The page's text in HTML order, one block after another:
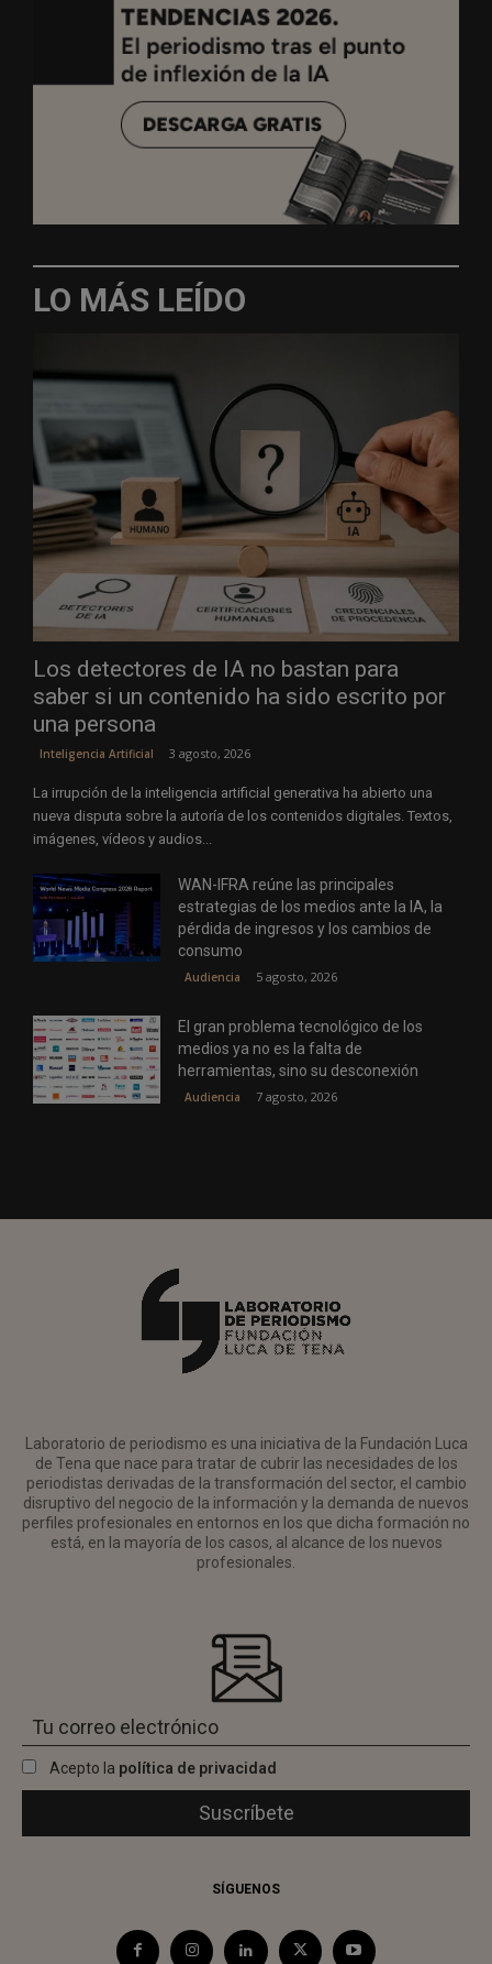
LO MÁS LEÍDO
Los detectores de IA no bastan para
saber si un contenido ha sido escrito por
una persona
Inteligencia Artificial 3 agosto, 2026
La irrupción de la inteligencia artificial generativa ha abierto una
nueva disputa sobre la autoría de los contenidos digitales. Textos,
imágenes, vídeos y audios...
WAN-IFRA reúne las principales
estrategias de los medios ante la IA, la
pérdida de ingresos y los cambios de
consumo
Audiencia 5 agosto, 2026
El gran problema tecnológico de los
medios ya no es la falta de
herramientas, sino su desconexión
Audiencia 7 agosto, 2026
Laboratorio de periodismo es una iniciativa de la Fundación Luca
de Tena que nace para tratar de cubrir las necesidades de los
periodistas derivadas de la transformación del sector, el cambio
disruptivo del negocio de la información y la demanda de nuevos
perfiles profesionales en entornos en los que dicha formación no
está, en la mayoría de los casos, al alcance de los nuevos
profesionales.
Acepto la política de privacidad
SÍGUENOS